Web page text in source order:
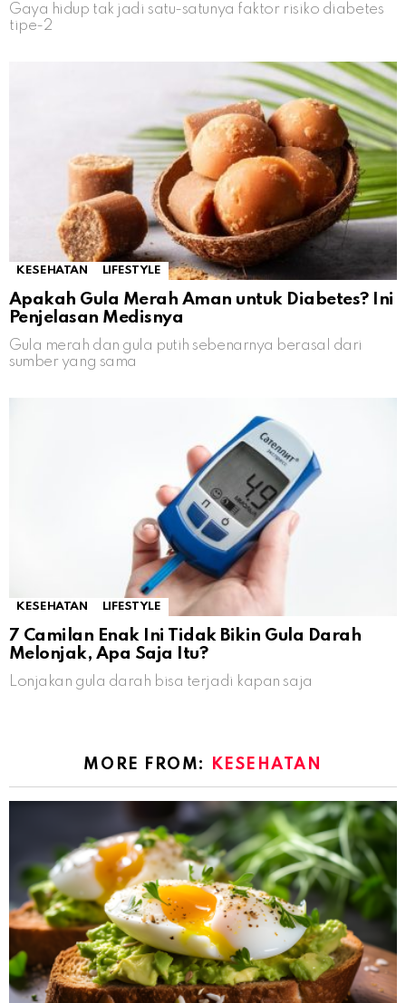
Gaya hidup tak jadi satu-satunya faktor risiko diabetes
tipe-2
KESEHATAN LIFESTYLE
Apakah Gula Merah Aman untuk Diabetes? Ini
Penjelasan Medisnya
Gula merah dan gula putih sebenarnya berasal dari
sumber yang sama
KESEHATAN LIFESTYLE
7 Camilan Enak Ini Tidak Bikin Gula Darah
Melonjak, Apa Saja Itu?
Lonjakan gula darah bisa terjadi kapan saja
MORE FROM: KESEHATAN